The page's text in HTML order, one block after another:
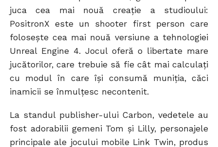
juca cea mai nouă creație a studioului:
PositronX este un shooter first person care
folosește cea mai nouă versiune a tehnologiei
Unreal Engine 4. Jocul oferă o libertate mare
jucătorilor, care trebuie să fie cât mai calculați
cu modul în care își consumă muniția, căci
inamicii se înmulțesc necontenit.
La standul publisher-ului Carbon, vedetele au
fost adorabilii gemeni Tom și Lilly, personajele
principale ale jocului mobile Link Twin, produs